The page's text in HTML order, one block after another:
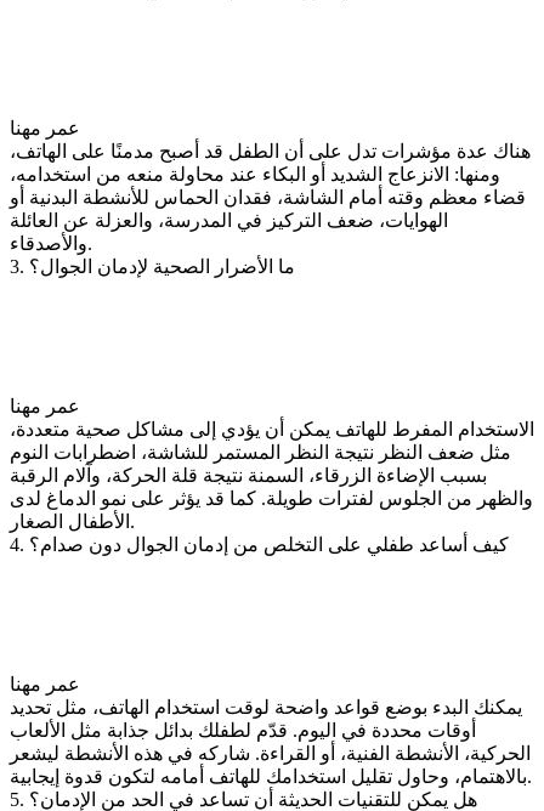
عمر مهنا
هناك عدة مؤشرات تدل على أن الطفل قد أصبح مدمنًا على الهاتف،
ومنها: الانزعاج الشديد أو البكاء عند محاولة منعه من استخدامه،
قضاء معظم وقته أمام الشاشة، فقدان الحماس للأنشطة البدنية أو
الهوايات، ضعف التركيز في المدرسة، والعزلة عن العائلة
والأصدقاء.
3. ما الأضرار الصحية لإدمان الجوال؟
عمر مهنا
الاستخدام المفرط للهاتف يمكن أن يؤدي إلى مشاكل صحية متعددة،
مثل ضعف النظر نتيجة النظر المستمر للشاشة، اضطرابات النوم
بسبب الإضاءة الزرقاء، السمنة نتيجة قلة الحركة، وآلام الرقبة
والظهر من الجلوس لفترات طويلة. كما قد يؤثر على نمو الدماغ لدى
الأطفال الصغار.
4. كيف أساعد طفلي على التخلص من إدمان الجوال دون صدام؟
عمر مهنا
يمكنك البدء بوضع قواعد واضحة لوقت استخدام الهاتف، مثل تحديد
أوقات محددة في اليوم. قدّم لطفلك بدائل جذابة مثل الألعاب
الحركية، الأنشطة الفنية، أو القراءة. شاركه في هذه الأنشطة ليشعر
بالاهتمام، وحاول تقليل استخدامك للهاتف أمامه لتكون قدوة إيجابية.
5. هل يمكن للتقنيات الحديثة أن تساعد في الحد من الإدمان؟